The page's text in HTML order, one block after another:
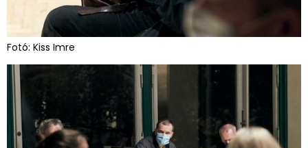
Fotó: Kiss Imre